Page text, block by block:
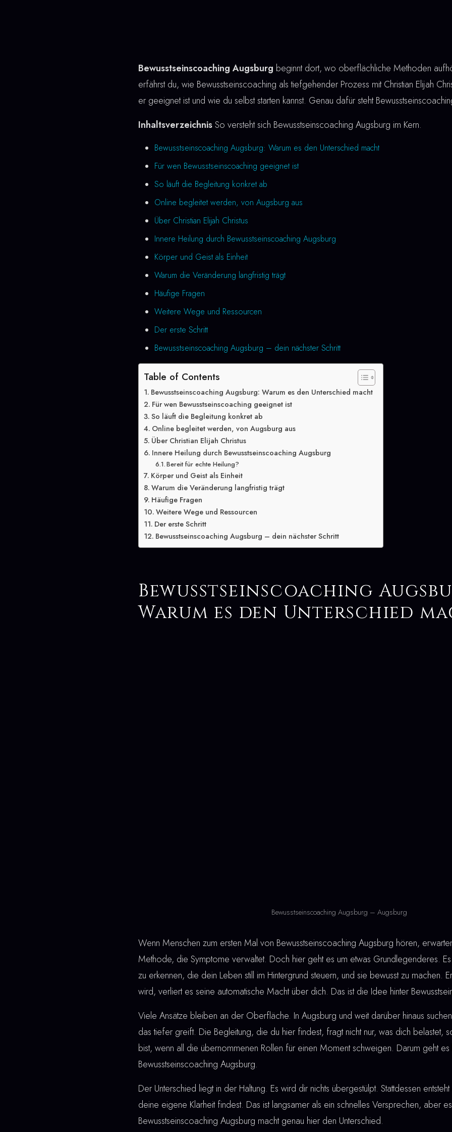
Bewusstseinscoaching Augsburg beginnt dort, wo oberflächliche Methoden
erfährst du, wie Bewusstseinscoaching als tiefgehender Prozess mit Christian Elijah
er geeignet ist und wie du selbst starten kannst. Genau dafür steht
InhaltsverzeichnisSo versteht sich Bewusstseinscoaching Augsburg im Kern.
Bewusstseinscoaching Augsburg: Warum es den Unterschied macht
Für wen Bewusstseinscoaching geeignet ist
So läuft die Begleitung konkret ab
Online begleitet werden, von Augsburg aus
Über Christian Elijah Christus
Innere Heilung durch Bewusstseinscoaching Augsburg
Körper und Geist als Einheit
Warum die Veränderung langfristig trägt
Häufige Fragen
Weitere Wege und Ressourcen
Der erste Schritt
Bewusstseinscoaching Augsburg – dein nächster Schritt
Table of Contents
Bewusstseinscoaching Augsburg: Warum es den Unterschied macht
Für wen Bewusstseinscoaching geeignet ist
So läuft die Begleitung konkret ab
Online begleitet werden, von Augsburg aus
Über Christian Elijah Christus
Innere Heilung durch Bewusstseinscoaching Augsburg
Bereit für echte Heilung?
Körper und Geist als Einheit
Warum die Veränderung langfristig trägt
Häufige Fragen
Weitere Wege und Ressourcen
Der erste Schritt
Bewusstseinscoaching Augsburg – dein nächster Schritt
Bewusstseinscoaching
Warum es den Unterschied
Bewusstseinscoaching Augsburg – Augsburg
Wenn Menschen zum ersten Mal von Bewusstseinscoaching Augsburg hören,
Methode, die Symptome verwaltet. Doch hier geht es um etwas Grundlegenderes.
zu erkennen, die dein Leben still im Hintergrund steuern, und sie bewusst zu machen.
wird, verliert es seine automatische Macht über dich. Das ist die Idee hinter
Viele Ansätze bleiben an der Oberfläche. In Augsburg und weit darüber hinaus
das tiefer greift. Die Begleitung, die du hier findest, fragt nicht nur, was dich belastet,
bist, wenn all die übernommenen Rollen für einen Moment schweigen. Darum geht
Bewusstseinscoaching Augsburg.
Der Unterschied liegt in der Haltung. Es wird dir nichts übergestülpt. Stattdessen
deine eigene Klarheit findest. Das ist langsamer als ein schnelles Versprechen, aber
Bewusstseinscoaching Augsburg macht genau hier den Unterschied.